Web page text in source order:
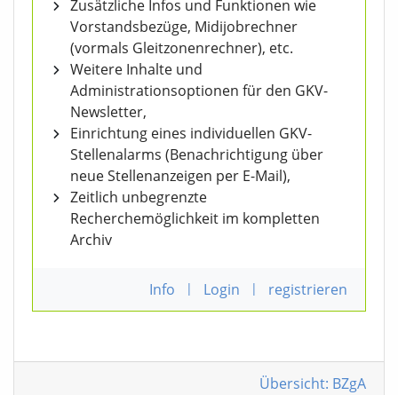
Zusätzliche Infos und Funktionen wie
Vorstandsbezüge, Midijobrechner
(vormals Gleitzonenrechner), etc.
Weitere Inhalte und
Administrationsoptionen für den GKV-
Newsletter,
Einrichtung eines individuellen GKV-
Stellenalarms (Benachrichtigung über
neue Stellenanzeigen per E-Mail),
Zeitlich unbegrenzte
Recherchemöglichkeit im kompletten
Archiv
Info | Login | registrieren
Übersicht: BZgA